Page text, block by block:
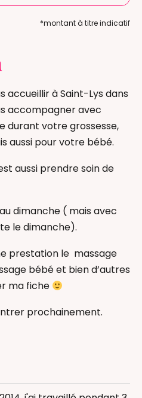
*montant à titre indicatif
accueillir à Saint-Lys dans
accompagner avec
durant votre grossesse,
aussi pour votre bébé.
aussi prendre soin de
dimanche ( mais avec
le dimanche).
prestation le massage
bébé et bien d’autres
ma fiche
prochainement.